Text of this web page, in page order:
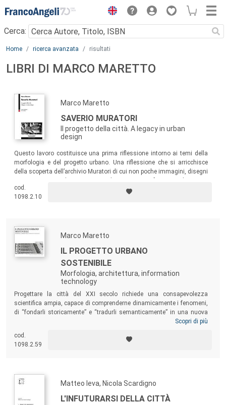
Menu
Cerca:
Main content
Home ricerca avanzata risultati
LIBRI DI MARCO MARETTO
Marco Maretto
SAVERIO MURATORI
Il progetto della città. A legacy in urban
design
Questo lavoro costituisce una prima riflessione intorno ai temi della
morfologia e del progetto urbano. Una riflessione che si arricchisce
della scoperta dell’archivio Muratori di cui non poche immagini, disegni
nuova edizione bilingue. Documenti che confermano il percorso critico
intrapreso nel precedente volume ampliandone le prospettive di ricerca.
cod.
1098.2.10
Marco Maretto
IL PROGETTO URBANO
SOSTENIBILE
Morfologia, architettura, information
technology
Progettare la città del XXI secolo richiede una consapevolezza
scientifica ampia, capace di comprenderne dinamicamente i fenomeni,
di “fondarli storicamente” e “tradurli semanticamente” in una nuova
forma. Gli strumenti della morfologia urbana, dell’architettura,
metodologia presentata in questo volume. Una metodologia in
progress, che pone insieme l’urban design e la sostenibilità ambientale
Scopri di più
cod.
1098.2.59
Matteo Ieva, Nicola Scardigno
L'INFUTURARSI DELLA CITTÀ